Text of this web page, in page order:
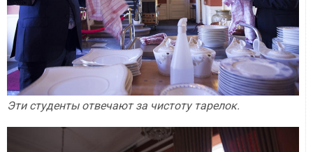
Эти студенты отвечают за чистоту тарелок.